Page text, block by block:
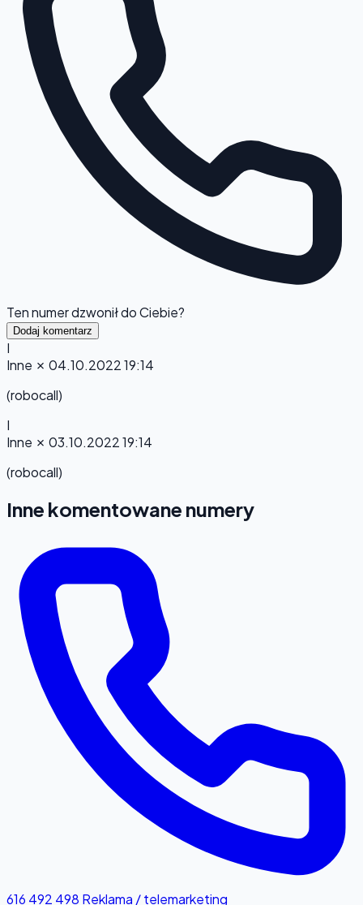
Ten numer dzwonił do Ciebie?
Dodaj komentarz
I
Inne ✗ 04.10.2022 19:14
(robocall)
I
Inne ✗ 03.10.2022 19:14
(robocall)
Inne komentowane numery
616 492 498 Reklama / telemarketing